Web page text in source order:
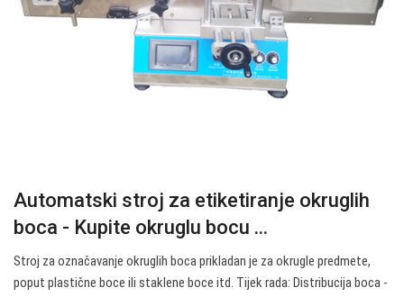
Automatski stroj za etiketiranje okruglih
boca - Kupite okruglu bocu ...
Stroj za označavanje okruglih boca prikladan je za okrugle predmete,
poput plastične boce ili staklene boce itd. Tijek rada: Distribucija boca -